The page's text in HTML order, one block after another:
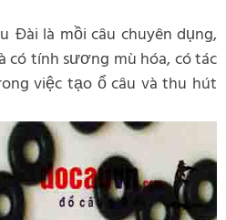
Đài là mồi câu chuyên dụng,
có tính sương mù hóa, có tác
việc tạo ổ câu và thu hút